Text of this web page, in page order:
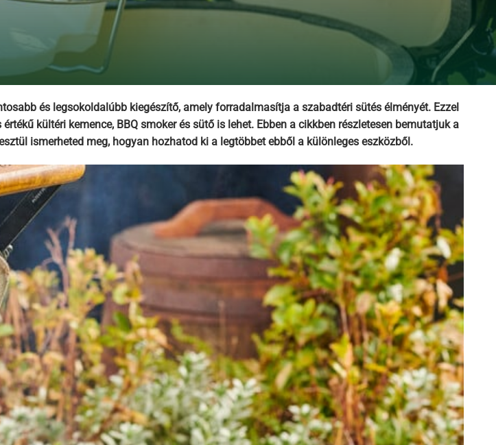
és legsokoldalúbb kiegészítő, amely forradalmasítja a szabadtéri sütés élményét. Ezzel
kültéri kemence, BBQ smoker és sütő is lehet. Ebben a cikkben részletesen bemutatjuk a
ismerheted meg, hogyan hozhatod ki a legtöbbet ebből a különleges eszközből.